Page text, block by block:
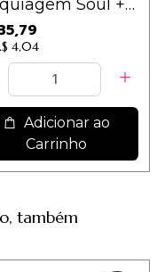
Soul +
Cosméticos
4,04
Adicionar ao
Carrinho
também